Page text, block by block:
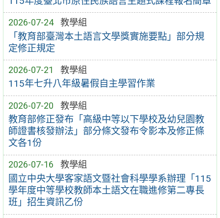
2026-07-24 教學組
「教育部臺灣本土語言文學獎實施要點」部分規
定修正規定
2026-07-21 教學組
115年七升八年級暑假自主學習作業
2026-07-20 教學組
教育部修正發布「高級中等以下學校及幼兒園教
師證書核發辦法」部分條文發布令影本及修正條
文各1份
2026-07-16 教學組
國立中央大學客家語文暨社會科學學系辦理「115
學年度中等學校教師本土語文在職進修第二專長
班」招生資訊乙份